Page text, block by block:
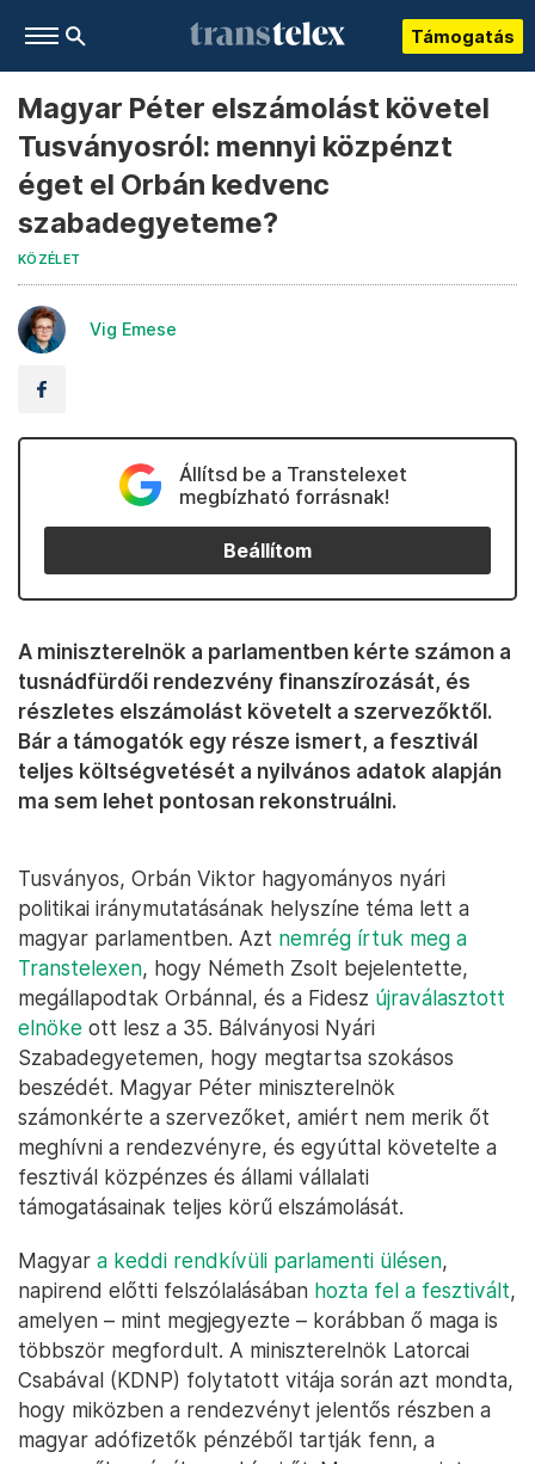
Támogatás
Magyar Péter elszámolást követel
Tusványosról: mennyi közpénzt
éget el Orbán kedvenc
szabadegyeteme?
KÖZÉLET
Vig Emese
Állítsd be a Transtelexet
megbízható forrásnak!
Beállítom
A miniszterelnök a parlamentben kérte számon a
tusnádfürdői rendezvény finanszírozását, és
részletes elszámolást követelt a szervezőktől.
Bár a támogatók egy része ismert, a fesztivál
teljes költségvetését a nyilvános adatok alapján
ma sem lehet pontosan rekonstruálni.
Tusványos, Orbán Viktor hagyományos nyári
politikai iránymutatásának helyszíne téma lett a
magyar parlamentben. Azt nemrég írtuk meg a
Transtelexen, hogy Németh Zsolt bejelentette,
megállapodtak Orbánnal, és a Fidesz újraválasztott
elnöke ott lesz a 35. Bálványosi Nyári
Szabadegyetemen, hogy megtartsa szokásos
beszédét. Magyar Péter miniszterelnök
számonkérte a szervezőket, amiért nem merik őt
meghívni a rendezvényre, és egyúttal követelte a
fesztivál közpénzes és állami vállalati
támogatásainak teljes körű elszámolását.
Magyar a keddi rendkívüli parlamenti ülésen,
napirend előtti felszólalásában hozta fel a fesztivált,
amelyen – mint megjegyezte – korábban ő maga is
többször megfordult. A miniszterelnök Latorcai
Csabával (KDNP) folytatott vitája során azt mondta,
hogy miközben a rendezvényt jelentős részben a
magyar adófizetők pénzéből tartják fenn, a